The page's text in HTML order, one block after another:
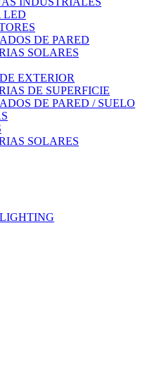
LED
DE PARED
SOLARES
EXTERIOR
DE SUPERFICIE
DE PARED / SUELO
SOLARES